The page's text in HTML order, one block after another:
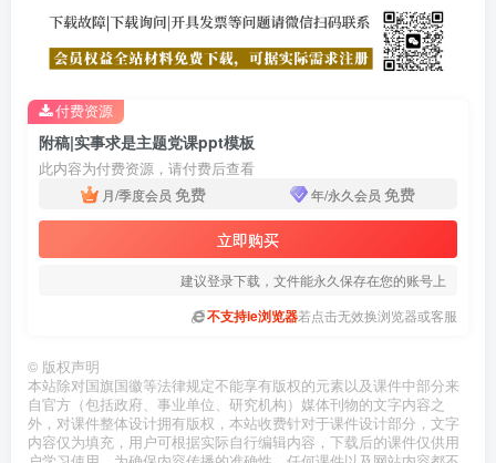
附稿|实事求是主题党课ppt模板
此内容为付费资源，请付费后查看
月/季度会员 免费 年/永久会员 免费
立即购买
建议登录下载，文件能永久保存在您的账号上
不支持ie浏览器若点击无效换浏览器或客服
付费资源
© 版权声明
本站除对国旗国徽等法律规定不能享有版权的元素以及课件中部分来
自官方（包括政府、事业单位、研究机构）媒体刊物的文字内容之
外，对课件整体设计拥有版权，本站收费针对于课件设计部分，文字
内容仅为填充，用户可根据实际自行编辑内容，下载后的课件仅供用